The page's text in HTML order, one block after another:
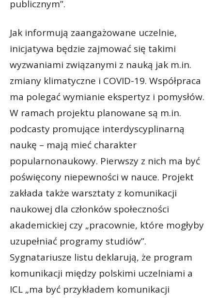
publicznym”.
Jak informują zaangażowane uczelnie,
inicjatywa będzie zajmować się takimi
wyzwaniami związanymi z nauką jak m.in.
zmiany klimatyczne i COVID-19. Współpraca
ma polegać wymianie ekspertyz i pomysłów.
W ramach projektu planowane są m.in.
podcasty promujące interdyscyplinarną
naukę – mają mieć charakter
popularnonaukowy. Pierwszy z nich ma być
poświęcony niepewności w nauce. Projekt
zakłada także warsztaty z komunikacji
naukowej dla członków społeczności
akademickiej czy „pracownie, które mogłyby
uzupełniać programy studiów”.
Sygnatariusze listu deklarują, że program
komunikacji między polskimi uczelniami a
ICL „ma być przykładem komunikacji